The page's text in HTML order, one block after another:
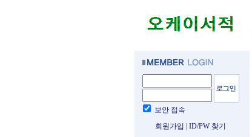
보안 접속
회원가입
ID/PW 찾기